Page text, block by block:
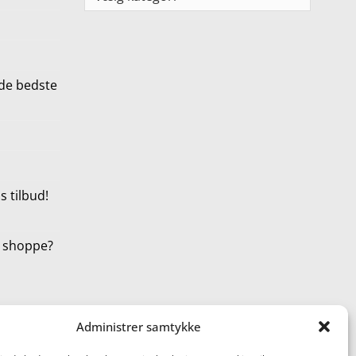
Administrer samtykke
bedste
tilbud!